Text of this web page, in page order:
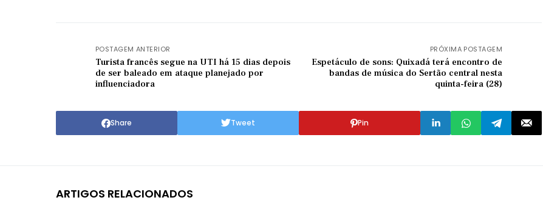
POSTAGEM ANTERIOR
Turista francês segue na UTI há 15 dias depois
de ser baleado em ataque planejado por
influenciadora
PRÓXIMA POSTAGEM
Espetáculo de sons: Quixadá terá encontro de
bandas de música do Sertão central nesta
quinta-feira (28)
Share Tweet Pin
ARTIGOS RELACIONADOS